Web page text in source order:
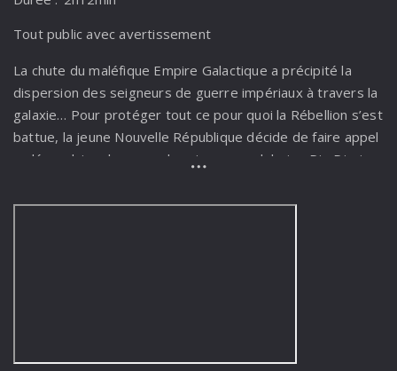
Tout public avec avertissement
La chute du maléfique Empire Galactique a précipité la
dispersion des seigneurs de guerre impériaux à travers la
galaxie… Pour protéger tout ce pour quoi la Rébellion s’est
battue, la jeune Nouvelle République décide de faire appel
au légendaire chasseur de primes mandalorien Din Djarin